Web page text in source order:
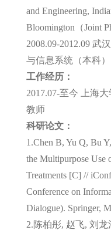
and Engineering,
Bloomington（Joint
2008.09-2012.09 武
与信息系统（本科）
工作经历：
2017.07-至今 上海
教师
科研论文：
1.Chen B, Yu Q, Bu
the Multipurpose
Treatments [C] //
Conference on
Dialogue). Springer,
2.陈柏彤, 赵飞, 刘